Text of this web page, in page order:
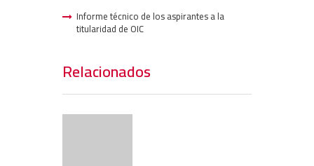
Informe técnico de los aspirantes a la
titularidad de OIC
Relacionados